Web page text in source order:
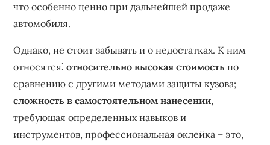
что особенно ценно при дальнейшей продаже
автомобиля.
Однако, не стоит забывать и о недостатках. К ним
относятся⁚относительно высокая стоимость по
сравнению с другими методами защиты кузова;
сложность в самостоятельном нанесении,
требующая определенных навыков и
инструментов, профессиональная оклейка – это,